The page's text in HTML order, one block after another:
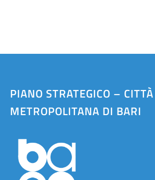
PIANO STRATEGICO – CITTÀ
METROPOLITANA DI BARI